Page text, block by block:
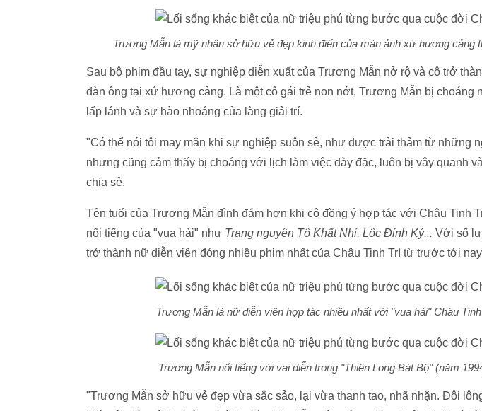
Trương Mẫn là mỹ nhân sở hữu vẻ đẹp kinh điển của màn ảnh xứ hương cảng
Sau bộ phim đầu tay, sự nghiệp diễn xuất của Trương Mẫn nở rộ và cô trở
đàn ông tại xứ hương cảng. Là một cô gái trẻ non nớt, Trương Mẫn bị choáng
lấp lánh và sự hào nhoáng của làng giải trí.
"Có thể nói tôi may mắn khi sự nghiệp suôn sẻ, như được trải thảm từ những
nhưng cũng cảm thấy bị choáng với lịch làm việc dày đặc, luôn bị vây quanh
chia sẻ.
Tên tuổi của Trương Mẫn đình đám hơn khi cô đồng ý hợp tác với Châu Tinh
nổi tiếng của "vua hài" như Trạng nguyên Tô Khất Nhi, Lộc Đỉnh Ký... Với số
trở thành nữ diễn viên đóng nhiều phim nhất của Châu Tinh Trì từ trước tới
Trương Mẫn là nữ diễn viên hợp tác nhiều nhất với "vua hài" Châu
Trương Mẫn nổi tiếng với vai diễn trong "Thiên Long Bát Bộ" (năm
"Trương Mẫn sở hữu vẻ đẹp vừa sắc sảo, lại vừa thanh tao, nhã nhặn. Đôi